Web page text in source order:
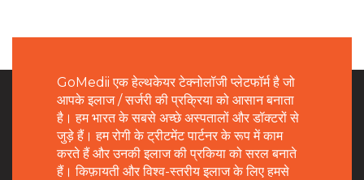
GoMedii एक हेल्थकेयर टेक्नोलॉजी प्लेटफॉर्म है जो
आपके इलाज / सर्जरी की प्रक्रिया को आसान बनाता
है। हम भारत के सबसे अच्छे अस्पतालों और डॉक्टरों से
जुड़े हैं। हम रोगी के ट्रीटमेंट पार्टनर के रूप में काम
करते हैं और उनकी इलाज की प्रकिया को सरल बनाते
हैं। किफ़ायती और विश्व-स्तरीय इलाज के लिए हमसे